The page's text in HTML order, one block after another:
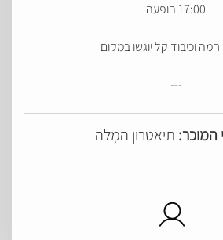
17:00 הופעה
וכיבוד קל יוגשו במקום
---
המוכר: תיאטרון המִלה